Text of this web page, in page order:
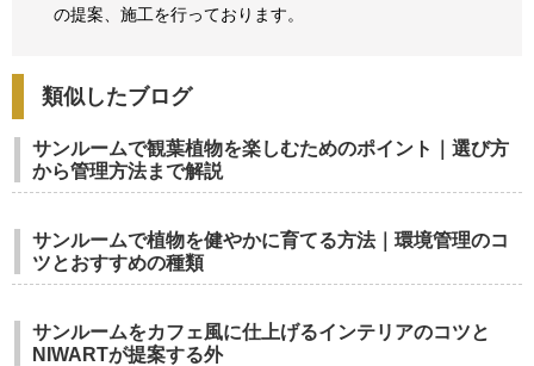
の提案、 施工を行っております。
類似したブログ
サンルームで観葉植物を楽しむためのポイント｜選び方
から管理方法まで解説
サンルームで植物を健やかに育てる方法｜環境管理のコ
ツとおすすめの種類
サンルームをカフェ風に仕上げるインテリアのコツと
NIWARTが提案する外